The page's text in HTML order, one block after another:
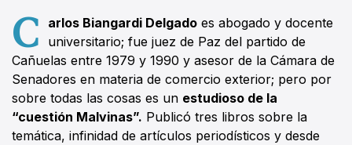
C arlos Biangardi Delgado es abogado y docente
universitario; fue juez de Paz del partido de
Cañuelas entre 1979 y 1990 y asesor de la Cámara de
Senadores en materia de comercio exterior; pero por
sobre todas las cosas es un estudioso de la
“cuestión Malvinas”. Publicó tres libros sobre la
temática, infinidad de artículos periodísticos y desde